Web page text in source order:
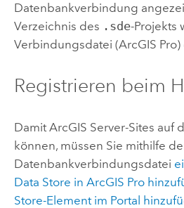
Datenbankverbindung
Verzeichnis des .sde-Projekts
Verbindungsdatei (ArcGIS Pro)
Registrieren beim
Damit ArcGIS Server-Sites auf
können, müssen Sie mithilfe
Datenbankverbindungsdatei
Data Store in ArcGIS Pro
Store-Element im Portal